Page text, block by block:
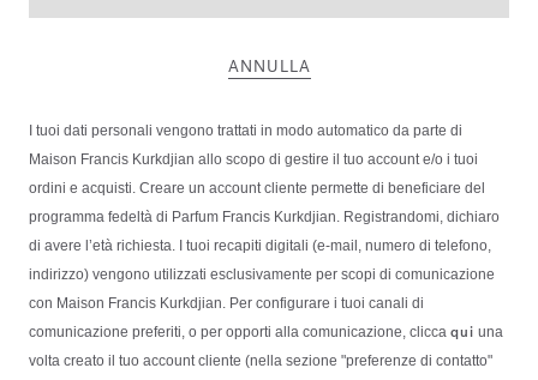
ANNULLA
I tuoi dati personali vengono trattati in modo automatico da parte di
Maison Francis Kurkdjian allo scopo di gestire il tuo account e/o i tuoi
ordini e acquisti. Creare un account cliente permette di beneficiare del
programma fedeltà di Parfum Francis Kurkdjian. Registrandomi, dichiaro
di avere l’età richiesta. I tuoi recapiti digitali (e-mail, numero di telefono,
indirizzo) vengono utilizzati esclusivamente per scopi di comunicazione
con Maison Francis Kurkdjian. Per configurare i tuoi canali di
comunicazione preferiti, o per opporti alla comunicazione, clicca qui una
volta creato il tuo account cliente (nella sezione "preferenze di contatto"